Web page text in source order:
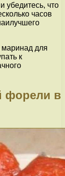
убедитесь, что
часов
маринад для
к
форели в